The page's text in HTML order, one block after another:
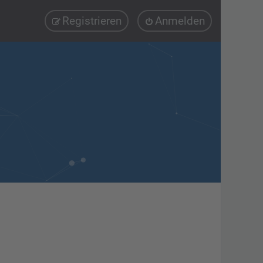
Anmelden
Registrieren